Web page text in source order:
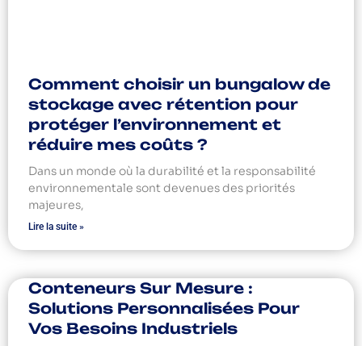
Comment choisir un bungalow de
stockage avec rétention pour
protéger l’environnement et
réduire mes coûts ?
Dans un monde où la durabilité et la responsabilité
environnementale sont devenues des priorités
majeures,
Lire la suite »
Conteneurs Sur Mesure :
Solutions Personnalisées Pour
Vos Besoins Industriels